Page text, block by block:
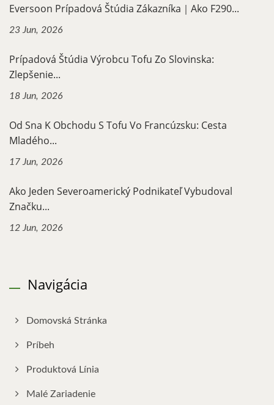
Eversoon Prípadová Štúdia Zákazníka｜Ako F290...
23 Jun, 2026
Prípadová Štúdia Výrobcu Tofu Zo Slovinska:
Zlepšenie...
18 Jun, 2026
Od Sna K Obchodu S Tofu Vo Francúzsku: Cesta
Mladého...
17 Jun, 2026
Ako Jeden Severoamerický Podnikateľ Vybudoval
Značku...
12 Jun, 2026
Navigácia
Domovská Stránka
Príbeh
Produktová Línia
Malé Zariadenie